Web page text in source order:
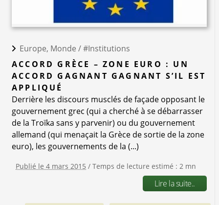
Europe, Monde /#Institutions
ACCORD GRÈCE – ZONE EURO : UN
ACCORD GAGNANT GAGNANT S’IL EST
APPLIQUÉ
Derrière les discours musclés de façade opposant le
gouvernement grec (qui a cherché à se débarrasser
de la Troïka sans y parvenir) ou du gouvernement
allemand (qui menaçait la Grèce de sortie de la zone
euro), les gouvernements de la (...)
Publié le 4 mars 2015 / Temps de lecture estimé : 2 mn
Lire la suite..